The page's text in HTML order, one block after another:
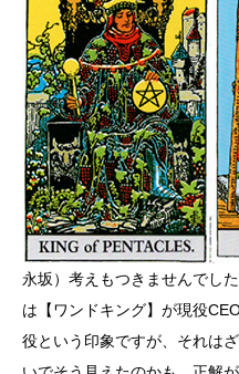
永坂）考えもつきませんでし
は【ワンドキング】が現役
役という印象ですが、それは